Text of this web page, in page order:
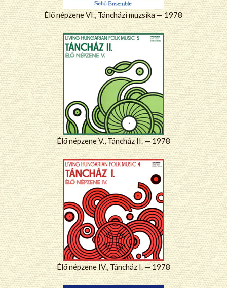
Élő népzene VI., Táncházi muzsika — 1978
Élő népzene V., Táncház II. — 1978
Élő népzene IV., Táncház I. — 1978